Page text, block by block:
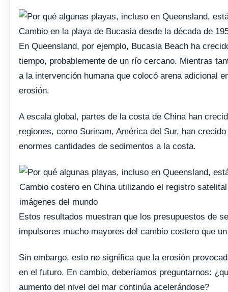
Cambio en la playa de Bucasia desde la década de
En Queensland, por ejemplo, Bucasia Beach ha
tiempo, probablemente de un río cercano. Mientras
a la intervención humana que colocó arena adicional
erosión.
A escala global, partes de la costa de China han
regiones, como Surinam, América del Sur, han
enormes cantidades de sedimentos a la costa.
Cambio costero en China utilizando el registro
imágenes del mundo
Estos resultados muestran que los presupuestos de
impulsores mucho mayores del cambio costero que
Sin embargo, esto no significa que la erosión
en el futuro. En cambio, deberíamos preguntarnos:
aumento del nivel del mar continúa acelerándose?